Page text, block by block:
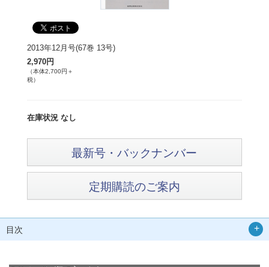
2013年12月号(67巻 13号)
2,970円
（本体2,700円＋
税）
在庫状況 なし
最新号・バックナンバー
定期購読のご案内
目次